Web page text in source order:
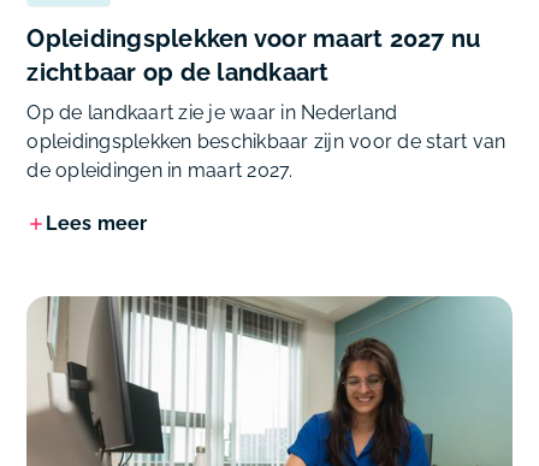
Opleidingsplekken voor maart 2027 nu
zichtbaar op de landkaart
Op de landkaart zie je waar in Nederland
opleidingsplekken beschikbaar zijn voor de start van
de opleidingen in maart 2027.
Lees meer